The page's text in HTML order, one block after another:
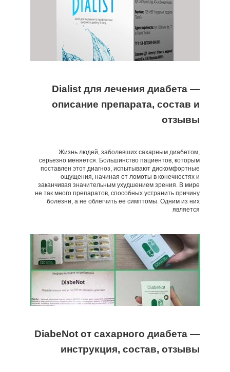
Dialist для лечения диабета —
описание препарата, состав и
отзывы
Жизнь людей, заболевших сахарным диабетом,
серьезно меняется. Большинство пациентов, которым
поставлен этот диагноз, испытывают дискомфортные
ощущения, начиная от ломоты в конечностях и
заканчивая значительным ухудшением зрения. В мире
не так много препаратов, способных устранить причину
болезни, а не облегчить ее симптомы. Одним из них
является
DiabeNot от сахарного диабета —
инструкция, состав, отзывы